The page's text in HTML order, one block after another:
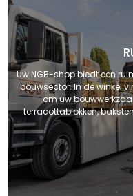
Uw NGB-shop biedt een
bouwsector. In de winkel
om uw
terracottablokken,